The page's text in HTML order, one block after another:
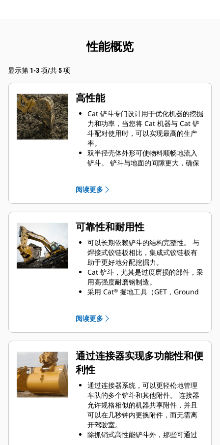
性能概览
显示第 1-3 项/共 5 项
高性能
Cat 铲斗专门设计用于优化机器的挖掘
力和功率，当您将 Cat 机器与 Cat 铲
斗配对使用时，可以实现最高的生产
率。
双半径壳体外形可使物料顺畅地流入
铲斗。 铲斗与地面的间隙更大，确保
油耗在挖掘过程中达到峰值。 Cat 铲
斗可以快速铲挖物料，提高了机器的
整体工作效率。
可在更短的时间内装载更多的物料。
对于每次装载，铲斗形状和侧挡板都
可将大部分物料保留在铲斗内。
阅读更多
可靠性和耐用性
可以长期依赖铲斗的结构完整性。 与
焊接式铰链板相比，集成式铰链板有
助于更好地分配挖掘力。
Cat 铲斗，尤其是过度磨损的部件，采
用高强度耐磨钢制造。
采用 Cat® 掘地工具（GET，Ground
铲刀有助于保护铲斗中最常接触和穿
过物料的部件。
通过为您的铲斗和应用组合选择正确
的 GET 来降低维护成本。
铲斗齿尖提供多种选择，确保适合您
的具体应用。 无论您需要获得平整的
挖掘底面还是挖掘坚硬、磨蚀性的物
料，总会有一款齿尖解决方案适合
您。
阅读更多
通过连接器实现多功能性和便
利性
通过连接器系统，可以更轻松地管理
车队的多个铲斗和其他附件。 连接器
允许规格相似的机器共享附件，并且
可以在几秒钟内更换附件，而无需离
开驾驶室。
除抓销式高性能铲斗外，那些可通过